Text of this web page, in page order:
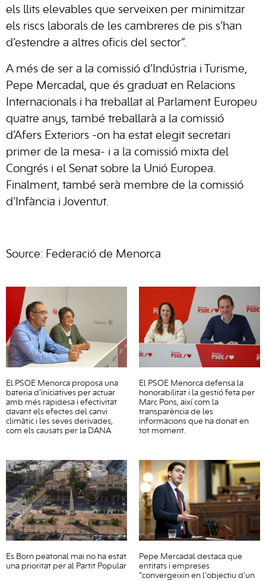
els llits elevables que serveixen per minimitzar
els riscs laborals de les cambreres de pis s’han
d’estendre a altres oficis del sector”.
A més de ser a la comissió d’Indústria i Turisme,
Pepe Mercadal, que és graduat en Relacions
Internacionals i ha treballat al Parlament Europeu
quatre anys, també treballarà a la comissió
d’Afers Exteriors -on ha estat elegit secretari
primer de la mesa- i a la comissió mixta del
Congrés i el Senat sobre la Unió Europea.
Finalment, també serà membre de la comissió
d’Infància i Joventut.
Source: Federació de Menorca
El PSOE Menorca proposa una
bateria d’iniciatives per actuar
amb més rapidesa i efectivitat
davant els efectes del canvi
climàtic i les seves derivades,
com els causats per la DANA
El PSOE Menorca defensa la
honorabilitat i la gestió feta per
Marc Pons, així com la
transparència de les
informacions que ha donat en
tot moment.
Es Born peatonal mai no ha estat
una prioritat per al Partit Popular
Pepe Mercadal destaca que
entitats i empreses
“convergeixin en l’objectiu d’un